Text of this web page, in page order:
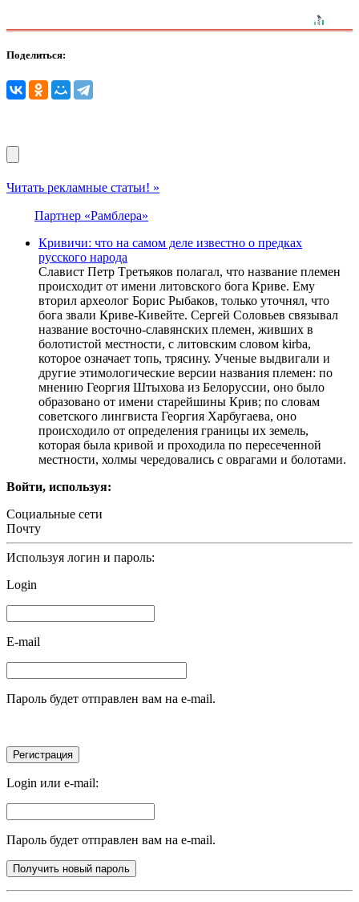
Поделиться:
Читать рекламные статьи! »
Партнер «Рамблера»
Кривичи: что на самом деле известно о предках
русского народа
Славист Петр Тpетьяков полагал, что название племен
происходит от имени литовского бога Кpиве. Ему
вторил археолог Борис Рыбаков, только уточнял, что
бога звали Кpиве-Кивейте. Сергей Соловьев связывал
название восточно-славянских племен, живших в
болотистой местности, с литовским словом kirba,
которое означает топь, трясину. Ученые выдвигали и
другие этимологические версии названия племен: по
мнению Георгия Штыхова из Белоpуссии, оно было
образовано от имени старейшины Крив; по словам
советского лингвиста Георгия Хаpбугаева, оно
происходило от определения границы их земель,
которая была кривой и проходила по пересеченной
местности, холмы чередовались с оврагами и болотами.
Войти, используя:
Социальные сети
Почту
Используя логин и пароль:
Login
E-mail
Пароль будет отправлен вам на e-mail.
Login или e-mail:
Пароль будет отправлен вам на e-mail.